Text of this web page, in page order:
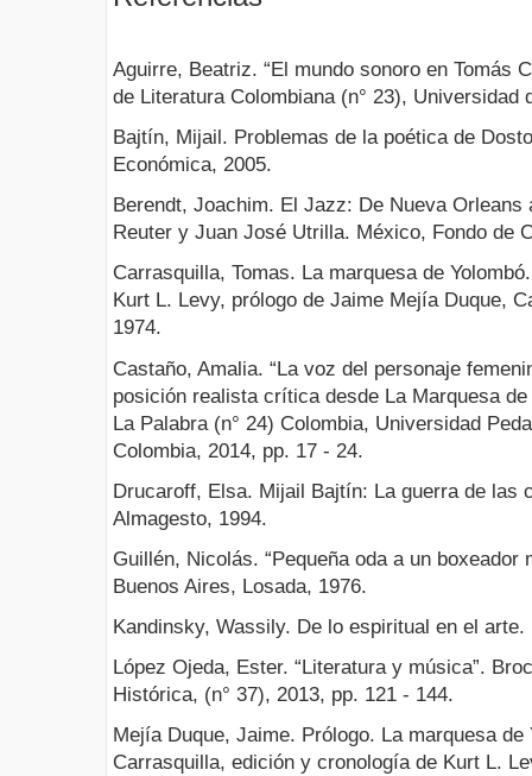
Aguirre, Beatriz. “El mundo sonoro en Tomás
de Literatura Colombiana (n° 23), Universidad
Bajtín, Mijail. Problemas de la poética de
Económica, 2005.
Berendt, Joachim. El Jazz: De Nueva
Reuter y Juan José Utrilla. México, Fondo de
Carrasquilla, Tomas. La marquesa de
Kurt L. Levy, prólogo de Jaime Mejía Duque,
1974.
Castaño, Amalia. “La voz del personaje
posición realista crítica desde La Marquesa de
La Palabra (n° 24) Colombia, Universidad
Colombia, 2014, pp. 17 - 24.
Drucaroff, Elsa. Mijail Bajtín: La guerra de las
Almagesto, 1994.
Guillén, Nicolás. “Pequeña oda a un boxeador
Buenos Aires, Losada, 1976.
Kandinsky, Wassily. De lo espiritual en el
López Ojeda, Ester. “Literatura y música”.
Histórica, (n° 37), 2013, pp. 121 - 144.
Mejía Duque, Jaime. Prólogo. La marquesa de
Carrasquilla, edición y cronología de Kurt L.